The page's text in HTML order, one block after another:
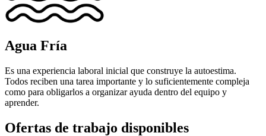
Agua Fría
Es una experiencia laboral inicial que construye la autoestima.
Todos reciben una tarea importante y lo suficientemente compleja
como para obligarlos a organizar ayuda dentro del equipo y
aprender.
Ofertas de trabajo disponibles